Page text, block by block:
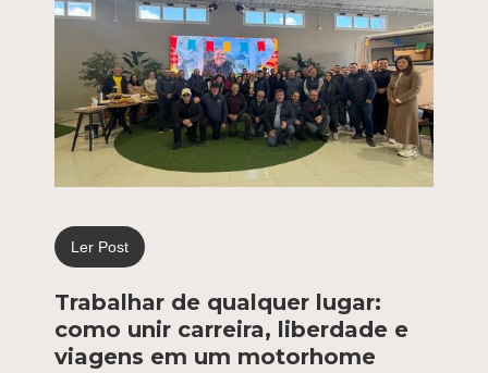
Ler Post
Trabalhar de qualquer lugar:
como unir carreira, liberdade e
viagens em um motorhome